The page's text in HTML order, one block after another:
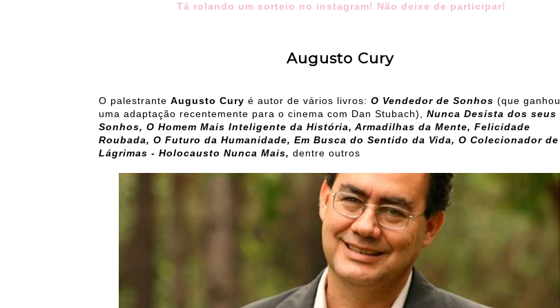
Tá rolando um sorteio no instagram! Não deixe de participar!
Augusto Cury
O palestrante Augusto Cury é autor de vários livros: O Vendedor de Sonhos (que ganhou
uma adaptação recentemente para o cinema com Dan Stubach), Nunca Desista dos seus
Sonhos, O Homem Mais Inteligente da História, Armadilhas da Mente, Felicidade
Roubada, O Futuro da Humanidade, Em Busca do Sentido da Vida, O Colecionador de
Lágrimas - Holocausto Nunca Mais, dentre outros